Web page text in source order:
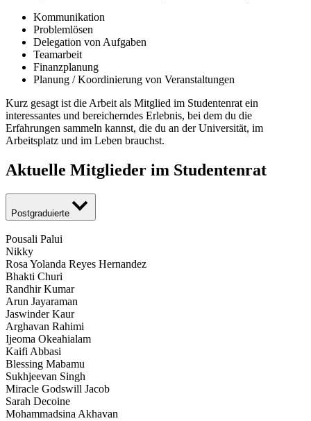
Kommunikation
Problemlösen
Delegation von Aufgaben
Teamarbeit
Finanzplanung
Planung / Koordinierung von Veranstaltungen
Kurz gesagt ist die Arbeit als Mitglied im Studentenrat ein
interessantes und bereicherndes Erlebnis, bei dem du die
Erfahrungen sammeln kannst, die du an der Universität, im
Arbeitsplatz und im Leben brauchst.
Aktuelle Mitglieder im Studentenrat
Postgraduierte
Pousali Palui
Nikky
Rosa Yolanda Reyes Hernandez
Bhakti Churi
Randhir Kumar
Arun Jayaraman
Jaswinder Kaur
Arghavan Rahimi
Ijeoma Okeahialam
Kaifi Abbasi
Blessing Mabamu
Sukhjeevan Singh
Miracle Godswill Jacob
Sarah Decoine
Mohammadsina Akhavan